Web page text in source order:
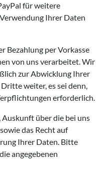
für weitere
Ihrer Daten
Bezahlung per Vorkasse
von uns verarbeitet. Wir
zur Abwicklung Ihrer
weiter, es sei denn,
erforderlich.
Auskunft über die bei uns
das Recht auf
Ihrer Daten. Bitte
angegebenen